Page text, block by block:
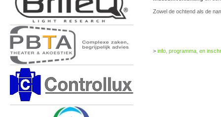
Zowel de ochtend als de
> info, programma, en